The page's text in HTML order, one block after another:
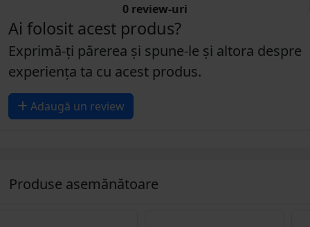
0 review-uri
Ai folosit acest produs?
Exprimă-ți părerea și spune-le și altora despre
experiența ta cu acest produs.
Adaugă un review
Produse asemănătoare